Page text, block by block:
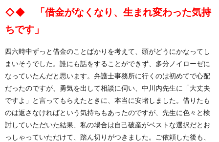
◇◆ 「借金がなくなり、生まれ変わった気持
ちです」
四六時中ずっと借金のことばかりを考えて、頭がどうにかなってし
まいそうでした。誰にも話をすることができず、多分ノイローゼに
なっていたんだと思います。弁護士事務所に行くのは初めてで心配
だったのですが、勇気を出して相談に伺い、中川内先生に「大丈夫
ですよ」と言ってもらえたときに、本当に安堵しました。借りたも
のは返さなければという気持ちもあったのですが、先生に色々と検
討していただいた結果、私の場合は自己破産がベストな選択だとお
っしゃっていただけて、踏ん切りがつきました。ご依頼した後も、